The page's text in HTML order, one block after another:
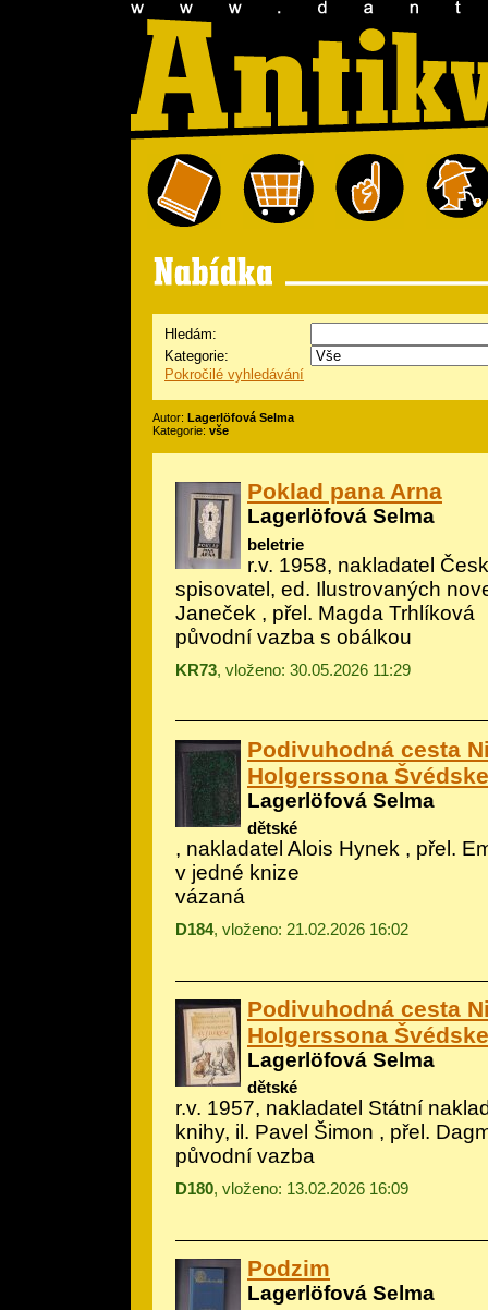
Hledám:
Kategorie:
Pokročilé vyhledávání
Autor: Lagerlöfová Selma
Kategorie: vše
Poklad pana Arna
Lagerlöfová Selma
beletrie
r.v. 1958, nakladatel
spisovatel, ed. Ilustrovaných
Janeček , přel. Magda Trhlíková
původní vazba s obálkou
KR73, vloženo: 30.05.2026 11:29
Podivuhodná cesta
Holgerssona
Lagerlöfová Selma
dětské
, nakladatel Alois Hynek , přel.
v jedné knize
vázaná
D184, vloženo: 21.02.2026 16:02
Podivuhodná cesta
Holgerssona
Lagerlöfová Selma
dětské
r.v. 1957, nakladatel Státní
knihy, il. Pavel Šimon , přel.
původní vazba
D180, vloženo: 13.02.2026 16:09
Podzim
Lagerlöfová Selma